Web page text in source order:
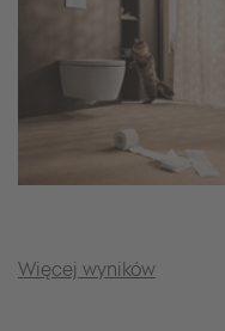
Więcej wyników